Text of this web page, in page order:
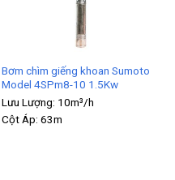
Bơm chìm giếng khoan Sumoto
Model 4SPm8-10 1.5Kw
Lưu Lượng: 10m³/h
Cột Áp: 63m